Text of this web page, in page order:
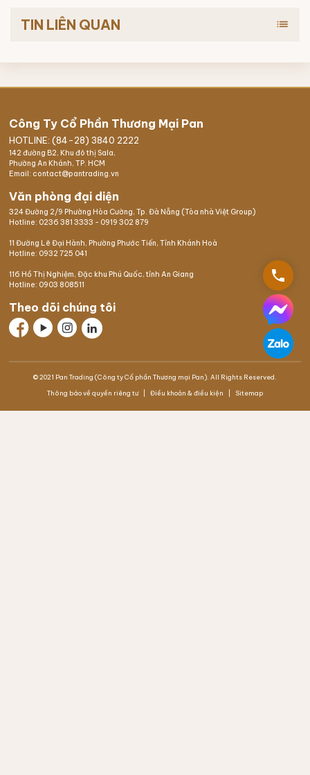
TIN LIÊN QUAN list
Công Ty Cổ Phần Thương Mại Pan
HOTLINE: (84-28) 3840 2222
142 đường B2, Khu đô thị Sala,
Phường An Khánh, TP. HCM
Email: contact@pantrading.vn
Văn phòng đại diện
324 Đường 2/9 Phường Hòa Cường, Tp. Đà Nẵng (Tòa nhà Việt Group)
Hotline: 0236 381 3333 - 0919 302 879
11 Đường Lê Đại Hành, Phường Phước Tiến, Tỉnh Khánh Hoà
Hotline: 0932 725 041
116 Hồ Thị Nghiệm, Đặc khu Phú Quốc, tỉnh An Giang
Hotline: 0903 808511
Theo dõi chúng tôi
© 2021 Pan Trading (Công ty Cổ phần Thương mại Pan). All Rights Reserved.
Thông báo về quyền riêng tư Điều khoản & điều kiện Sitemap
phone